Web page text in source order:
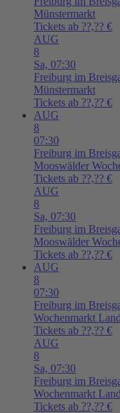
Münstermarkt
Tickets ab ??,?? €
AUG
8
Sa, 07:30
Freiburg im
Münstermarkt
Tickets ab ??,?? €
AUG
8
07:30
Freiburg im
Mooswälder
Tickets ab ??,?? €
AUG
8
Sa, 07:30
Freiburg im
Mooswälder
Tickets ab ??,?? €
AUG
8
07:30
Freiburg im
Wochenmarkt
Tickets ab ??,?? €
AUG
8
Sa, 07:30
Freiburg im
Wochenmarkt
Tickets ab ??,?? €